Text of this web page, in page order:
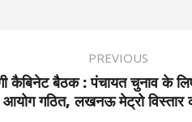
PREVIOUS
कैबिनेट बैठक : पंचायत चुनाव के
आयोग गठित, लखनऊ मेट्रो विस्तार